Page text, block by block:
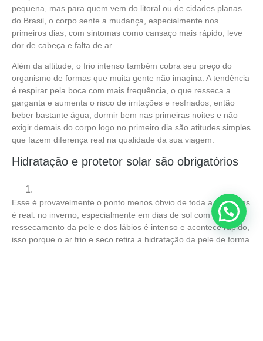
pequena, mas para quem vem do litoral ou de cidades planas
do Brasil, o corpo sente a mudança, especialmente nos
primeiros dias, com sintomas como cansaço mais rápido, leve
dor de cabeça e falta de ar.
Além da altitude, o frio intenso também cobra seu preço do
organismo de formas que muita gente não imagina. A tendência
é respirar pela boca com mais frequência, o que resseca a
garganta e aumenta o risco de irritações e resfriados, então
beber bastante água, dormir bem nas primeiras noites e não
exigir demais do corpo logo no primeiro dia são atitudes simples
que fazem diferença real na qualidade da sua viagem.
Hidratação e protetor solar são obrigatórios
Esse é provavelmente o ponto menos óbvio de toda a lista, mas
é real: no inverno, especialmente em dias de sol com neve, o
ressecamento da pele e dos lábios é intenso e acontece rápido,
isso porque o ar frio e seco retira a hidratação da pele de forma